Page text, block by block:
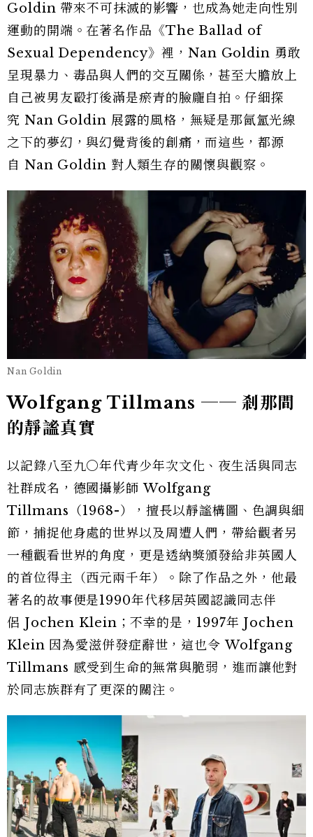
Goldin 帶來不可抹滅的影響，也成為她走向性別
運動的開端。在著名作品《The Ballad of
Sexual Dependency》裡，Nan Goldin 勇敢
呈現暴力、毒品與人們的交互關係，甚至大膽放上
自己被男友毆打後滿是瘀青的臉龐自拍。仔細探
究 Nan Goldin 展露的風格，無疑是那氤氳光線
之下的夢幻，與幻覺背後的創痛，而這些，都源
自 Nan Goldin 對人類生存的關懷與觀察。
Nan Goldin
Wolfgang Tillmans ── 剎那間
的靜謐真實
以記錄八至九〇年代青少年次文化、夜生活與同志
社群成名，德國攝影師 Wolfgang
Tillmans（1968-），擅長以靜謐構圖、色調與細
節，捕捉他身處的世界以及周遭人們，帶給觀者另
一種觀看世界的角度，更是透納獎頒發給非英國人
的首位得主（西元兩千年）。除了作品之外，他最
著名的故事便是1990年代移居英國認識同志伴
侶 Jochen Klein；不幸的是，1997年 Jochen
Klein 因為愛滋併發症辭世，這也令 Wolfgang
Tillmans 感受到生命的無常與脆弱，進而讓他對
於同志族群有了更深的關注。